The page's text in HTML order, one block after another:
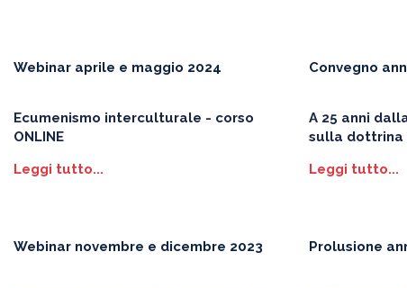
Webinar aprile e maggio 2024
Ecumenismo interculturale - corso
ONLINE
Leggi tutto...
Convegno
A 25 anni
sulla dottrina
Leggi tutto...
Webinar novembre e dicembre 2023 Prolusione